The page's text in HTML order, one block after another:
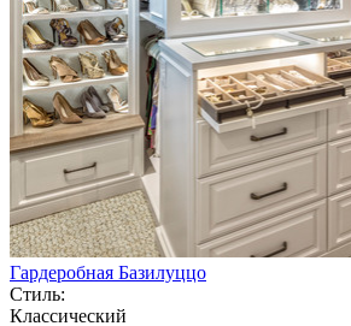
Гардеробная Базилуццо
Стиль:
Классический